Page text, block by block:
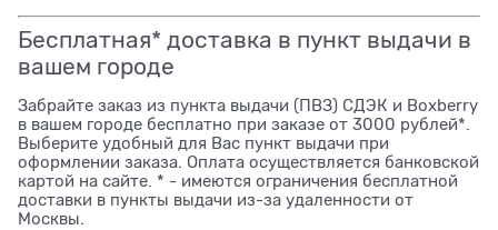
Бесплатная* доставка в пункт выдачи в
вашем городе
Забрайте заказ из пункта выдачи (ПВЗ) СДЭК и Boxberry
в вашем городе бесплатно при заказе от 3000 рублей*.
Выберите удобный для Вас пункт выдачи при
оформлении заказа. Оплата осуществляется банковской
картой на сайте. * - имеются ограничения бесплатной
доставки в пункты выдачи из-за удаленности от
Москвы.